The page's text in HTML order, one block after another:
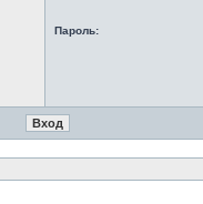
Пароль: